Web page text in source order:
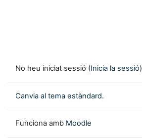
No heu iniciat sessió (Inicia la sessió)
Canvia al tema estàndard.
Funciona amb Moodle